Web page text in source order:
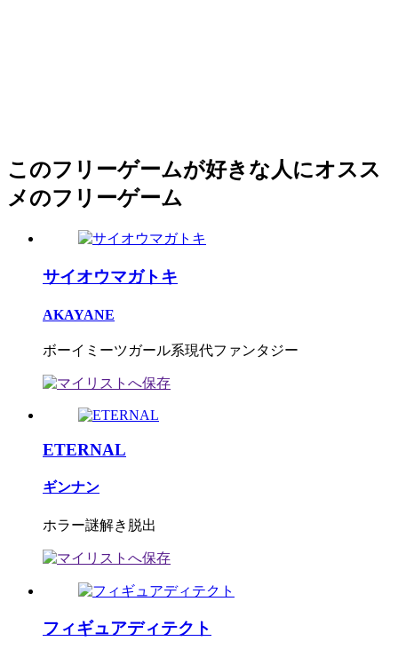
このフリーゲームが好きな人にオスス
メのフリーゲーム
サイオウマガトキ
AKAYANE
ボーイミーツガール系現代ファンタジー
ETERNAL
ギンナン
ホラー謎解き脱出
フィギュアディテクト